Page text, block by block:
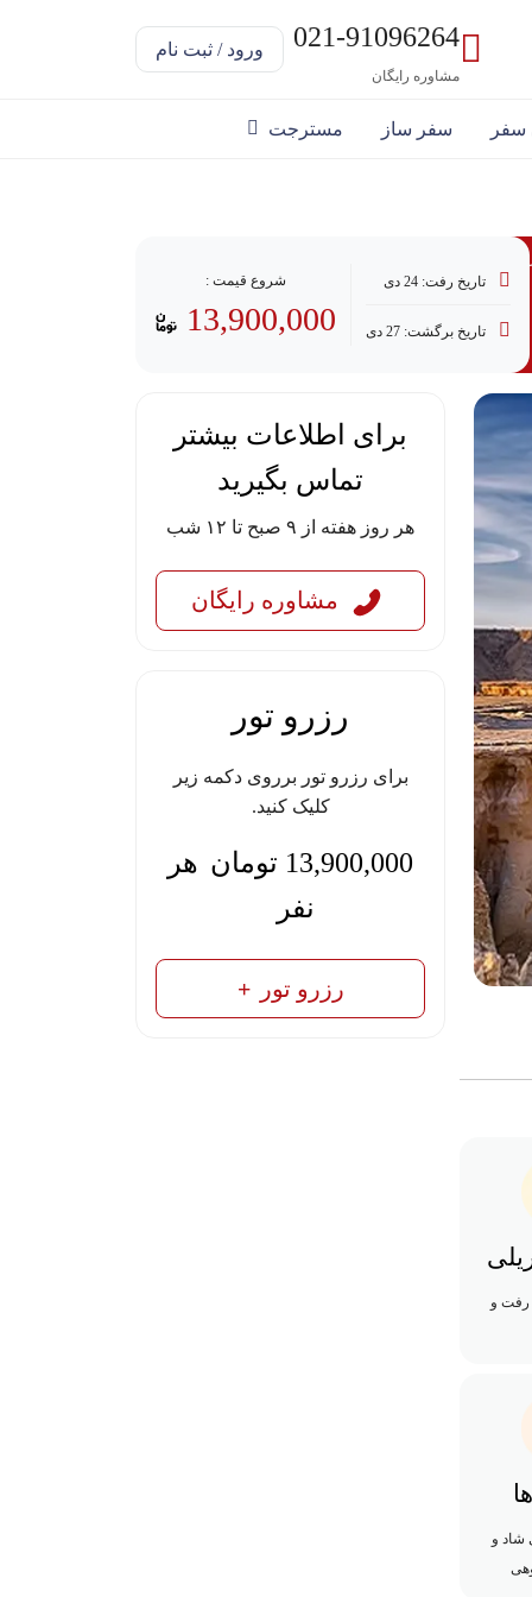
021-91096264
مشاوره رایگان
ورود / ثبت نام
سفر سفر ساز مسترجت
پرداخت با وام
تاریخ رفت: 24 دی
تاریخ برگشت: 27 دی
شروع قیمت :
13,900,000
رفت و
شاد و
برای اطلاعات بیشتر
تماس بگیرید
هر روز هفته از ۹ صبح تا ۱۲ شب
مشاوره رایگان
رزرو تور
برای رزرو تور برروی دکمه زیر
کلیک کنید.
13,900,000 تومان هر
نفر
رزرو تور